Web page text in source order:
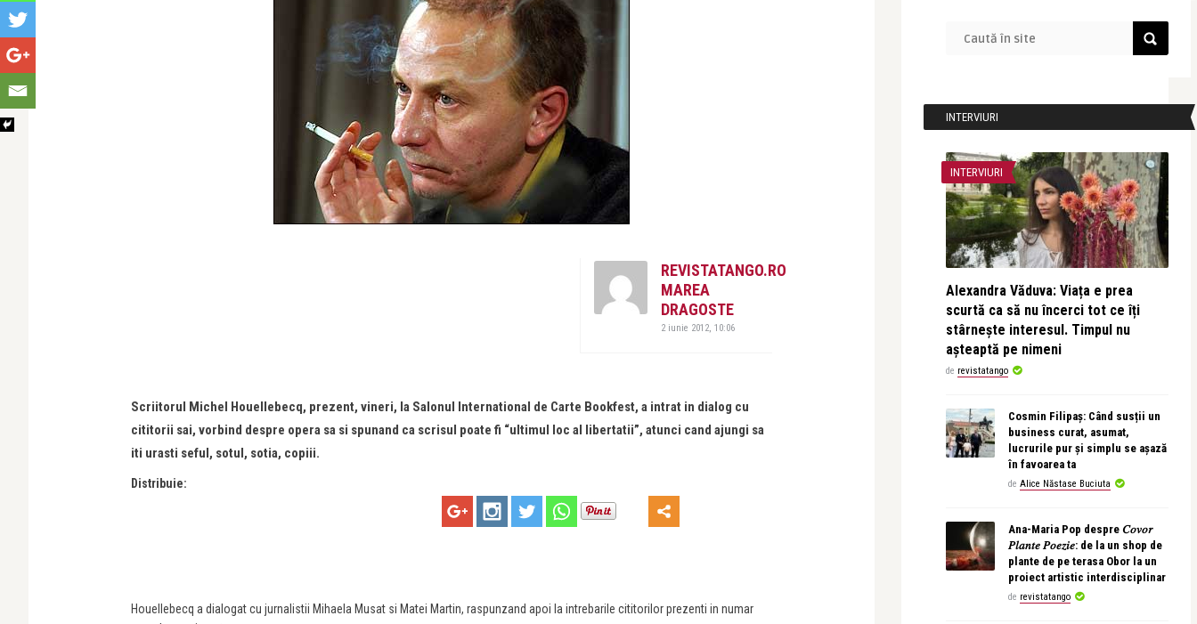
REVISTATANGO.RO
MAREA
DRAGOSTE
2 iunie 2012, 10:06
Scriitorul Michel Houellebecq, prezent, vineri, la Salonul International de Carte Bookfest, a intrat in dialog cu
cititorii sai, vorbind despre opera sa si spunand ca scrisul poate fi “ultimul loc al libertatii”, atunci cand ajungi sa
iti urasti seful, sotul, sotia, copiii.
Distribuie:
Houellebecq a dialogat cu jurnalistii Mihaela Musat si Matei Martin, raspunzand apoi la intrebarile cititorilor prezenti in numar
INTERVIURI
INTERVIURI
Alexandra Văduva: Viața e prea
scurtă ca să nu încerci tot ce îți
stârnește interesul. Timpul nu
așteaptă pe nimeni
de revistatango
Cosmin Filipaș: Când susții un
business curat, asumat,
lucrurile pur și simplu se așază
în favoarea ta
de Alice Năstase Buciuta
Ana-Maria Pop despre 𝐶𝑜𝑣𝑜𝑟
𝑃𝑙𝑎𝑛𝑡𝑒 𝑃𝑜𝑒𝑧𝑖𝑒: de la un shop de
plante de pe terasa Obor la un
proiect artistic interdisciplinar
de revistatango